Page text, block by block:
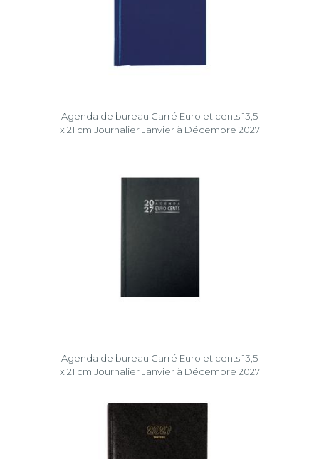
Agenda de bureau Carré Euro et cents 13,5
x 21 cm Journalier Janvier à Décembre 2027
Agenda de bureau Carré Euro et cents 13,5
x 21 cm Journalier Janvier à Décembre 2027